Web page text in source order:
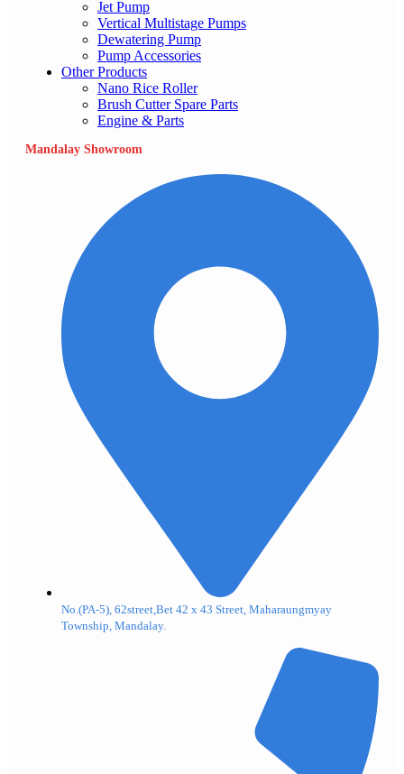
Jet Pump
Vertical Multistage Pumps
Dewatering Pump
Pump Accessories
Other Products
Nano Rice Roller
Brush Cutter Spare Parts
Engine & Parts
Mandalay Showroom
No.(PA-5), 62street,Bet 42 x 43 Street, Maharaungmyay
Township, Mandalay.